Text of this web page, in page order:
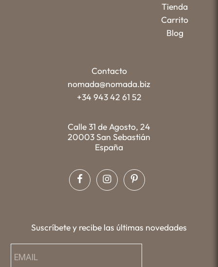
Tienda
Carrito
Blog
Contacto
nomada@nomada.biz
+34 943 42 61 52
Calle 31 de Agosto, 24
20003 San Sebastián
España
Suscríbete y recibe las últimas novedades